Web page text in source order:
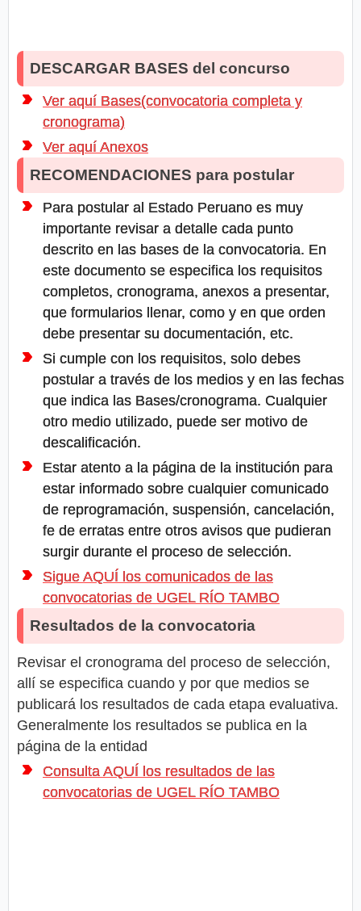
DESCARGAR BASES del concurso
Ver aquí Bases(convocatoria completa y
cronograma)
Ver aquí Anexos
RECOMENDACIONES para postular
Para postular al Estado Peruano es muy
importante revisar a detalle cada punto
descrito en las bases de la convocatoria. En
este documento se especifica los requisitos
completos, cronograma, anexos a presentar,
que formularios llenar, como y en que orden
debe presentar su documentación, etc.
Si cumple con los requisitos, solo debes
postular a través de los medios y en las fechas
que indica las Bases/cronograma. Cualquier
otro medio utilizado, puede ser motivo de
descalificación.
Estar atento a la página de la institución para
estar informado sobre cualquier comunicado
de reprogramación, suspensión, cancelación,
fe de erratas entre otros avisos que pudieran
surgir durante el proceso de selección.
Sigue AQUÍ los comunicados de las
convocatorias de UGEL RÍO TAMBO
Resultados de la convocatoria
Revisar el cronograma del proceso de selección,
allí se especifica cuando y por que medios se
publicará los resultados de cada etapa evaluativa.
Generalmente los resultados se publica en la
página de la entidad
Consulta AQUÍ los resultados de las
convocatorias de UGEL RÍO TAMBO